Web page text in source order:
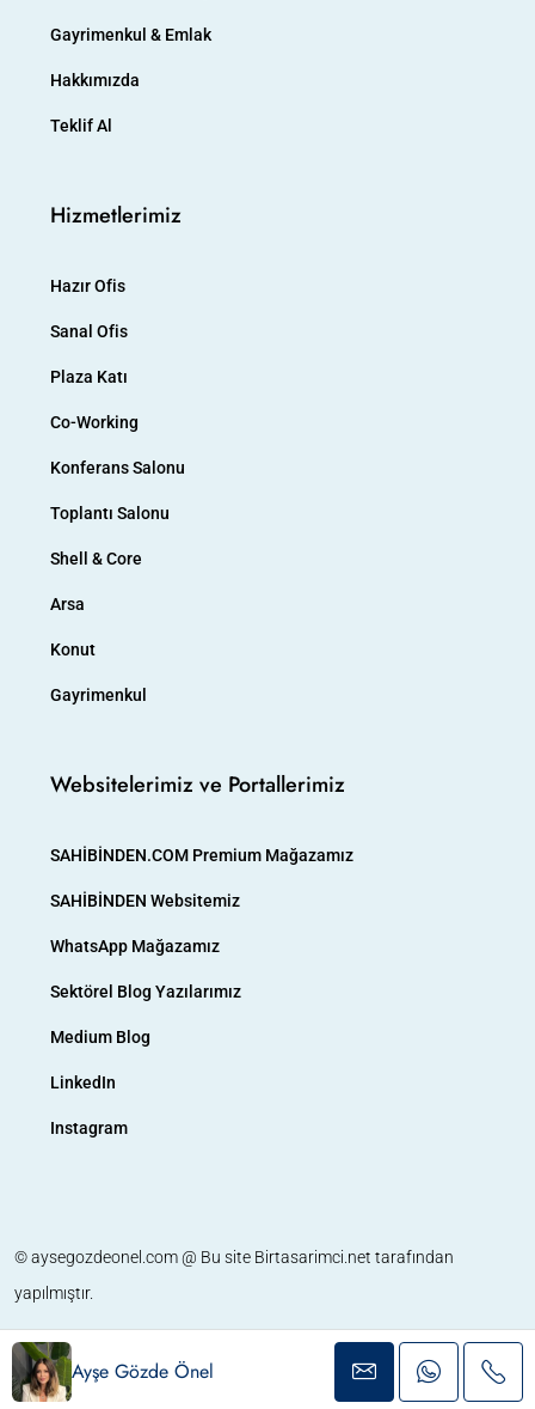
Ayşe Gözde Önel
Gayrimenkul & Emlak
Hakkımızda
Teklif Al
Hizmetlerimiz
Hazır Ofis
Sanal Ofis
Plaza Katı
Co-Working
Konferans Salonu
Toplantı Salonu
Shell & Core
Arsa
Konut
Gayrimenkul
Websitelerimiz ve Portallerimiz
SAHİBİNDEN.COM Premium Mağazamız
SAHİBİNDEN Websitemiz
WhatsApp Mağazamız
Sektörel Blog Yazılarımız
Medium Blog
LinkedIn
Instagram
© aysegozdeonel.com @ Bu site Birtasarimci.net tarafından
yapılmıştır.